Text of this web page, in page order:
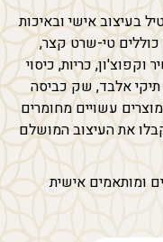
בעיצוב אישי ובאיכות
כוללים טי-שרט קצר,
וקפוצ'ון, כריות, כיסוי
תיקי אלבד, שק כביסה
עשויים מחומרים
את העיצוב המושלם
ומותאמים אישית